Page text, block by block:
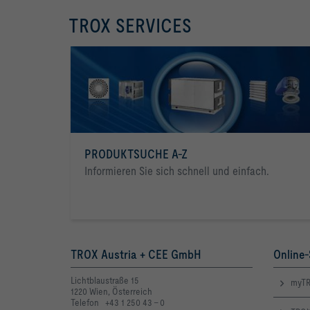
TROX SERVICES
PRODUKTSUCHE A-Z
Informieren Sie sich schnell und einfach.
TROX Austria + CEE GmbH
Lichtblaustraße 15
1220 Wien, Österreich
Telefon +43 1 250 43 - 0